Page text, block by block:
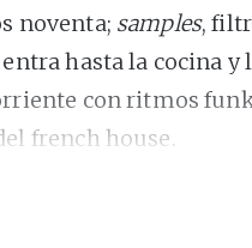
noventa; samples,
hasta la cocina y
con ritmos funk
french house.